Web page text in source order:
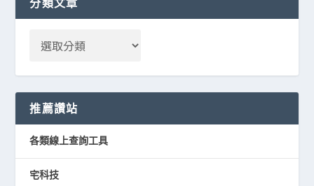
推薦讚站
各類線上查詢工具
宅科技